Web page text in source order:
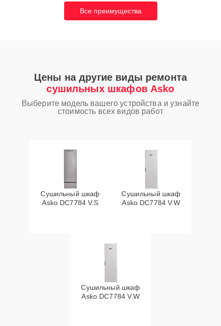
Все преимущества
Цены на другие виды ремонта
сушильных шкафов Asko
Выберите модель вашего устройства и узнайте
стоимость всех видов работ
Сушильный шкаф
Asko DC7784 V.S
Сушильный шкаф
Asko DC7784 V.W
Сушильный шкаф
Asko DC7784 V.W